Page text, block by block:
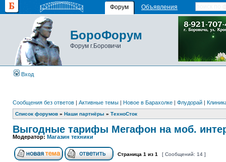
Форум Объявления
БороФорум
Форум г.Боровичи
Вход
Сообщения без ответов | Активные темы | Новое в Барахолке | Флудорай |
Список форумов » Наши партнёры » ТехноСток
Выгодные тарифы Мегафон на моб.
Модератор: Магазин техники
Страница 1 из 1 [ Сообщений: 14 ]